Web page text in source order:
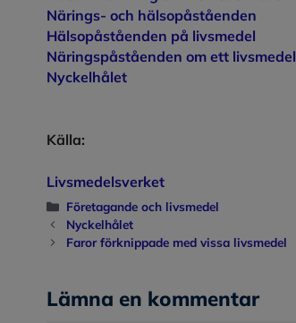
Närings- och hälsopåståenden
Hälsopåståenden på livsmedel
Näringspåståenden om ett livsmedel
Nyckelhålet
Källa:
Livsmedelsverket
Kategorier
Företagande och livsmedel
Nyckelhålet
Faror förknippade med vissa livsmedel
Lämna en kommentar